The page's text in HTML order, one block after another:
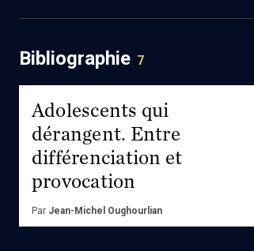
Bibliographie 7
Adolescents qui
dérangent. Entre
différenciation et
provocation
Par Jean-Michel Oughourlian